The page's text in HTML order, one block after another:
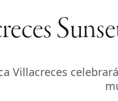
Villacreces